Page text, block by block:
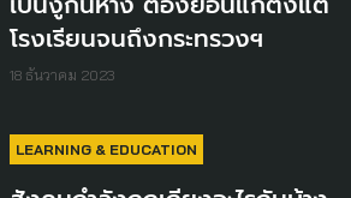
โรงเรียนจนถึงกระทรวงฯ
18 ธันวาคม 2023
LEARNING & EDUCATION